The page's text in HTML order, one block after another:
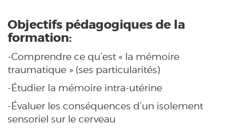
Objectifs pédagogiques de la
formation:
-Comprendre ce qu’est « la mémoire
traumatique » (ses particularités)
-Étudier la mémoire intra-utérine
-Évaluer les conséquences d’un isolement
sensoriel sur le cerveau